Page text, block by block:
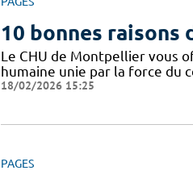
10 bonnes raisons
Le CHU de Montpellier vous
humaine unie par la force du
18/02/2026 15:25
PAGES